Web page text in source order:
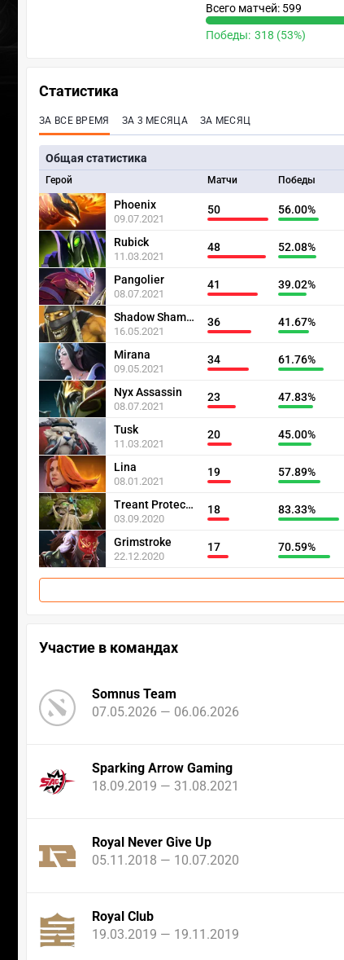
Всего матчей: 599
Победы: 318 (53%)
Статистика
ЗА ВСЕ ВРЕМЯ ЗА 3 МЕСЯЦА ЗА МЕСЯЦ
Общая статистика
Герой Матчи Победы
Phoenix
09.07.2021
50 56.00%
Rubick
11.03.2021
48 52.08%
Pangolier
08.07.2021
41 39.02%
Shadow Shaman
16.05.2021
36 41.67%
Mirana
09.05.2021
34 61.76%
Nyx Assassin
08.07.2021
23 47.83%
Tusk
11.03.2021
20 45.00%
Lina
08.01.2021
19 57.89%
Treant Protector
03.09.2020
18 83.33%
Grimstroke
22.12.2020
17 70.59%
Участие в командах
Somnus Team
07.05.2026 — 06.06.2026
Sparking Arrow Gaming
18.09.2019 — 31.08.2021
Royal Never Give Up
05.11.2018 — 10.07.2020
Royal Club
19.03.2019 — 19.11.2019